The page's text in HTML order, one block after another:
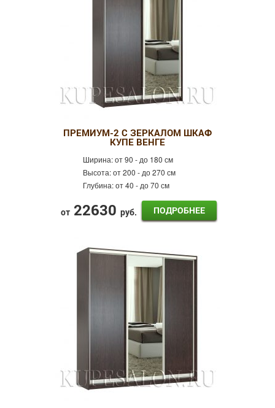
ПРЕМИУМ-2 С ЗЕРКАЛОМ ШКАФ
КУПЕ ВЕНГЕ
Ширина:от 90 - до 180 см
Высота:от 200 - до 270 см
Глубина:от 40 - до 70 см
от 22630 руб. ПОДРОБНЕЕ